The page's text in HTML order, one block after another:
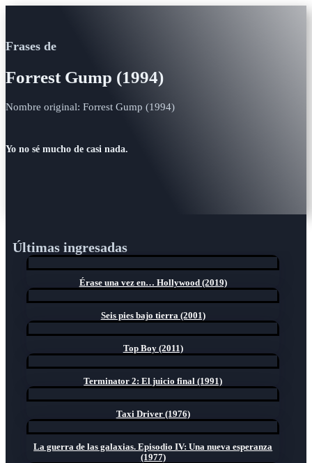
Frases de
Forrest Gump (1994)
Nombre original: Forrest Gump (1994)
Yo no sé mucho de casi nada.
Últimas ingresadas
Érase una vez en… Hollywood (2019)
Seis pies bajo tierra (2001)
Top Boy (2011)
Terminator 2: El juicio final (1991)
Taxi Driver (1976)
La guerra de las galaxias. Episodio IV: Una nueva esperanza
(1977)